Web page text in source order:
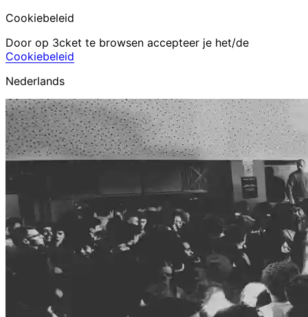
Cookiebeleid
Door op 3cket te browsen accepteer je het/de
Cookiebeleid
Nederlands